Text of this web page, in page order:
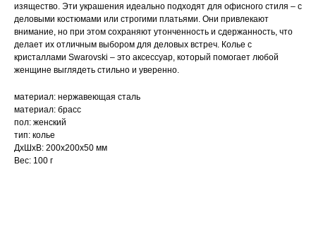
изящество. Эти украшения идеально подходят для офисного стиля – с
деловыми костюмами или строгими платьями. Они привлекают
внимание, но при этом сохраняют утонченность и сдержанность, что
делает их отличным выбором для деловых встреч. Колье с
кристаллами Swarovski – это аксессуар, который помогает любой
женщине выглядеть стильно и уверенно.
материал: нержавеющая сталь
материал: брасс
пол: женский
тип: колье
ДxШxВ: 200x200x50 мм
Вес: 100 г